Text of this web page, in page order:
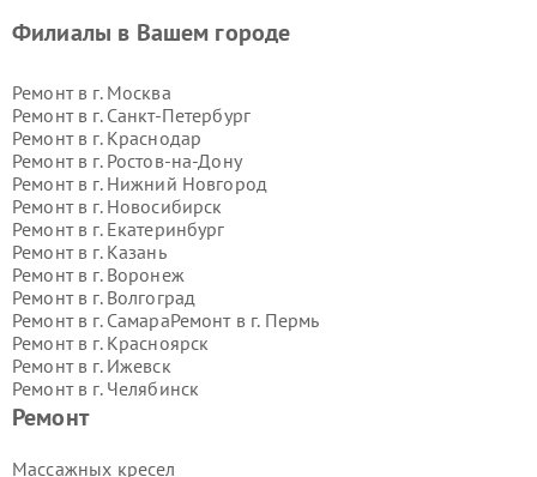
Ремонт
Массажных кресел
Филиалы в Вашем городе
Ремонт в г. Москва
Ремонт в г. Санкт-Петербург
Ремонт в г. Краснодар
Ремонт в г. Ростов-на-Дону
Ремонт в г. Нижний Новгород
Ремонт в г. Новосибирск
Ремонт в г. Екатеринбург
Ремонт в г. Казань
Ремонт в г. Воронеж
Ремонт в г. Волгоград
Ремонт в г. СамараРемонт в г. Пермь
Ремонт в г. Красноярск
Ремонт в г. Ижевск
Ремонт в г. Челябинск
Ремонт в г.
Ремонт в г.